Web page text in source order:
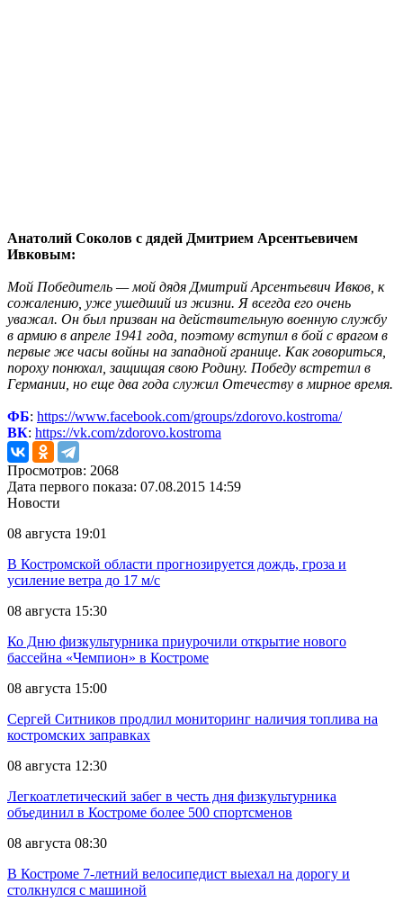
Анатолий Соколов с дядей Дмитрием Арсентьевичем
Ивковым:
Мой Победитель — мой дядя Дмитрий Арсентьевич Ивков, к
сожалению, уже ушедший из жизни. Я всегда его очень
уважал. Он был призван на действительную военную службу
в армию в апреле 1941 года, поэтому вступил в бой с врагом в
первые же часы войны на западной границе. Как говориться,
пороху понюхал, защищая свою Родину. Победу встретил в
Германии, но еще два года служил Отечеству в мирное время.
ФБ: https://www.facebook.com/groups/zdorovo.kostroma/
ВК: https://vk.com/zdorovo.kostroma
Просмотров: 2068
Дата первого показа: 07.08.2015 14:59
Новости
08 августа 19:01
В Костромской области прогнозируется дождь, гроза и
усиление ветра до 17 м/с
08 августа 15:30
Ко Дню физкультурника приурочили открытие нового
бассейна «Чемпион» в Костроме
08 августа 15:00
Сергей Ситников продлил мониторинг наличия топлива на
костромских заправках
08 августа 12:30
Легкоатлетический забег в честь дня физкультурника
объединил в Костроме более 500 спортсменов
08 августа 08:30
В Костроме 7-летний велосипедист выехал на дорогу и
столкнулся с машиной